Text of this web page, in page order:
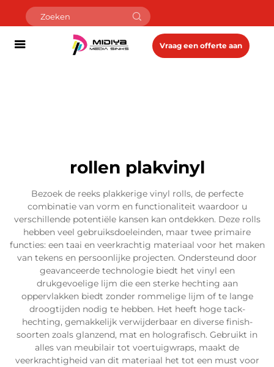
Vraag een offerte aan
rollen plakvinyl
Bezoek de reeks plakkerige vinyl rolls, de perfecte
combinatie van vorm en functionaliteit waardoor u
verschillende potentiële kansen kan ontdekken. Deze rolls
hebben veel gebruiksdoeleinden, maar twee primaire
functies: een taai en veerkrachtig materiaal voor het maken
van tekens en persoonlijke projecten. Ondersteund door
geavanceerde technologie biedt het vinyl een
drukgevoelige lijm die een sterke hechting aan
oppervlakken biedt zonder rommelige lijm of te lange
droogtijden nodig te hebben. Het heeft hoge tack-
hechting, gemakkelijk verwijderbaar en diverse finish-
soorten zoals glanzend, mat en holografisch. Gebruikt in
alles van meubilair tot voertuigwraps, maakt de
veerkrachtigheid van dit materiaal het tot een must voor